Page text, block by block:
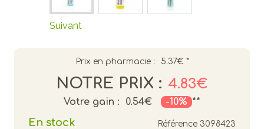
Suivant
Prix en pharmacie : 5.37€ *
NOTRE PRIX : 4.83€
Votre gain : 0.54€ -10% **
En stock Référence 3098423